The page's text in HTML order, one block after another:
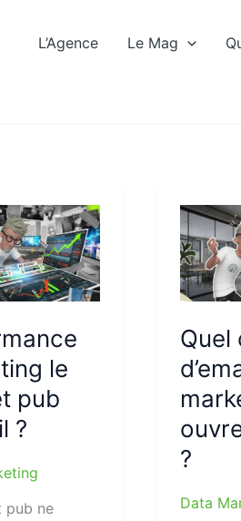
L’Agence Le Mag
le
pub
?
pub ne
Quel
?
Data